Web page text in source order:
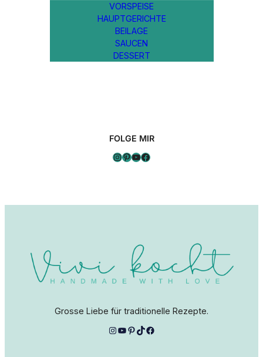
VORSPEISE
HAUPTGERICHTE
BEILAGE
SAUCEN
DESSERT
FOLGE MIR
InstagramPinterest YouTube Facebook
Grosse Liebe für traditionelle Rezepte.
Instagram
YouTube
Pinterest
TikTok
Facebook